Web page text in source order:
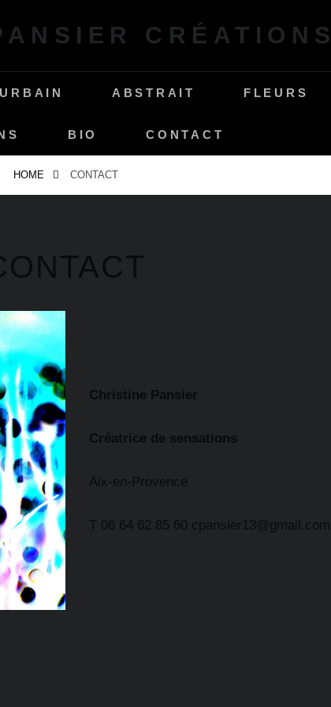
CRÉATIONS
URBAIN ABSTRAIT FLEURS
BIO CONTACT
HOME CONTACT
Christine Pansier
Créatrice de sensations
Aix-en-Provence
T 06 64 62 85 60 cpansier13@gmail.com